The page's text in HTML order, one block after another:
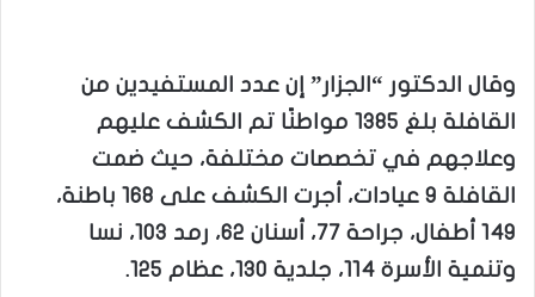
وقال الدكتور “الجزار” إن عدد المستفيدين من
القافلة بلغ 1385 مواطنًا تم الكشف عليهم
وعلاجهم في تخصصات مختلفة، حيث ضمت
القافلة 9 عيادات، أجرت الكشف على 168 باطنة،
149 أطفال، جراحة 77، أسنان 62، رمد 103، نسا
وتنمية الأسرة 114، جلدية 130، عظام 125.